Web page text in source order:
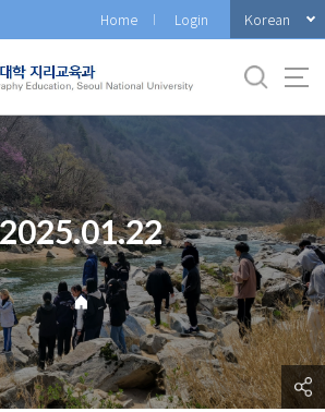
Home Login Korean
2025.01.22